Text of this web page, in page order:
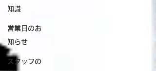
知識
営業日のお
知らせ
スタッフの